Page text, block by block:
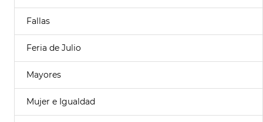
Fallas
Feria de Julio
Mayores
Mujer e Igualdad